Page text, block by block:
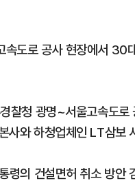
속도로 공사 현장에서
찰청 광명~서울고속도
사와 하청업체인 LT삼보
령의 건설면허 취소 방안